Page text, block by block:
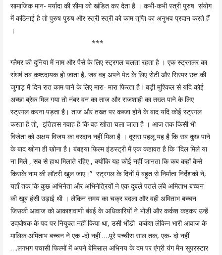
सामाजिक मान- मर्यादा की सीमा को खंडित कर देता है । कभी-कभी स्त्री पुरुष संयोग
में कठिनाई है तो पुरुष पुरुष और स्त्री स्त्री को काम तृप्ति का अनुभव प्रदान करते हैं
।
***
ग्लैमर की दुनिया में नाम और पैसे के लिए स्ट्रगल चलता रहता है । एक स्ट्रगलर का
संघर्ष तब कष्टदायक हो जाता है, जब वह अपने पेट के लिए रोटी और सिरपर छत की
जुगाड़ में दिन रात काम पाने के लिए मारा- मारा फिरता है I बड़ी मुश्किल से यदि कोई
अच्छा ब्रेक मिल गया तो नंबर वन का ताज और राजशाही का तख्त पाने के लिए
स्ट्रगल करना पड़ता है। ताज और तख्त पर कब्जा होने के बाद यदि कोई स्ट्रगल
करता है तो, इतिहास गवाह है कि वह खोता चला जाता है । आज तक किसी भी
विजेता को अक्षय विजय का वरदान नहीं मिला है । दूसरा पहलू यह है कि सब कुछ पाने
के बाद खोना ही खोना है। बंबइया फिल्म इंडस्ट्री में एक कहावत है कि “दिल मिले या
ना मिले , सब से हाथ मिलाते रहिए , क्योंकि यह कोई नहीं जानता कि कब कहाँ कैसे
किसके नाम की लॉटरी खुल जाए।” स्ट्रगल के दिनों में बहुत से निर्माता निर्देशकों ने,
यहाँ तक कि कुछ अभिनेता और अभिनेत्रियों ने एक दुबले पतले लंबे अमिताभ बच्चन
की खूब हंसी उड़ाई थी । लेकिन समय का चक्र बदला और वही अमिताभ बच्चन
जिसकी आवाज को आकाशवाणी बंबई के अधिकारियों ने भोंडी और कर्कश कहकर उन्हें
उद्‌घोषक के पद पर नियुक्त नहीं किया था, उसी भोंडी कर्कश लेकिन भारी आवाज के
मालिक अमिताभ बच्चन ने एक -दो नहीं ….पूरे पच्चीस साल तक, एक- दो नहीं
….लगभग पचासी फिल्मों में अपने बेमिसाल अभिनय के दम पर एंग्री यंग मैन सुपरस्टार